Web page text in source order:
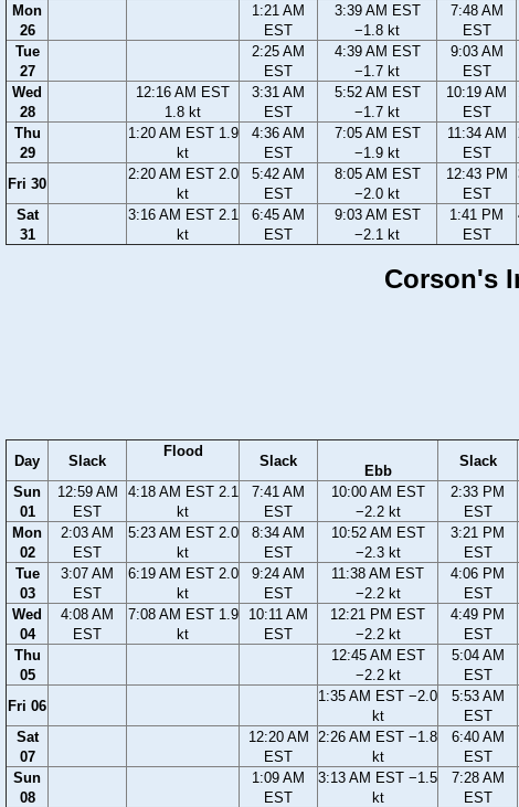
Mon
26
1:21 AM
EST
3:39 AM EST
−1.8 kt
7:48 AM
EST
Tue
27
2:25 AM
EST
4:39 AM EST
−1.7 kt
9:03 AM
EST
Wed
28
12:16 AM EST
1.8 kt
3:31 AM
EST
5:52 AM EST
−1.7 kt
10:19 AM
EST
Thu
29
1:20 AM EST 1.9
kt
4:36 AM
EST
7:05 AM EST
−1.9 kt
11:34 AM
EST
Fri 30
2:20 AM EST 2.0
kt
5:42 AM
EST
8:05 AM EST
−2.0 kt
12:43 PM
EST
Sat
31
3:16 AM EST 2.1
kt
6:45 AM
EST
9:03 AM EST
−2.1 kt
1:41 PM
EST
Corson's
Day Slack
Flood
Slack
Ebb
Slack
Sun
01
12:59 AM
EST
4:18 AM EST 2.1
kt
7:41 AM
EST
10:00 AM EST
−2.2 kt
2:33 PM
EST
Mon
02
2:03 AM
EST
5:23 AM EST 2.0
kt
8:34 AM
EST
10:52 AM EST
−2.3 kt
3:21 PM
EST
Tue
03
3:07 AM
EST
6:19 AM EST 2.0
kt
9:24 AM
EST
11:38 AM EST
−2.2 kt
4:06 PM
EST
Wed
04
4:08 AM
EST
7:08 AM EST 1.9
kt
10:11 AM
EST
12:21 PM EST
−2.2 kt
4:49 PM
EST
Thu
05
12:45 AM EST
−2.2 kt
5:04 AM
EST
Fri 06
1:35 AM EST −2.0
kt
5:53 AM
EST
Sat
07
12:20 AM
EST
2:26 AM EST −1.8
kt
6:40 AM
EST
Sun
08
1:09 AM
EST
3:13 AM EST −1.5
kt
7:28 AM
EST